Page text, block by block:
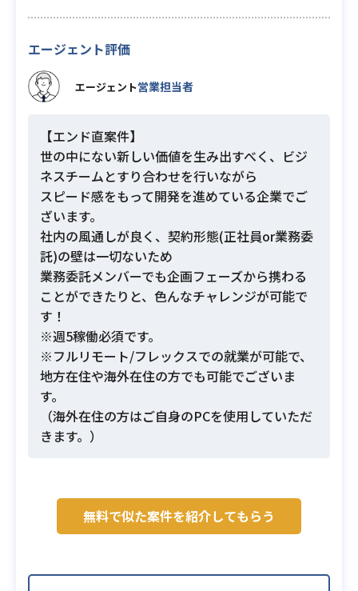
エージェント評価
エージェント営業担当者
【エンド直案件】
世の中にない新しい価値を生み出すべく、ビジ
ネスチームとすり合わせを行いながら
スピード感をもって開発を進めている企業でご
ざいます。
社内の風通しが良く、契約形態(正社員or業務委
託)の壁は一切ないため
業務委託メンバーでも企画フェーズから携わる
ことができたりと、色んなチャレンジが可能で
す！
※週5稼働必須です。
※フルリモート/フレックスでの就業が可能で、
地方在住や海外在住の方でも可能でございま
す。
（海外在住の方はご自身のPCを使用していただ
きます。）
無料で似た案件を紹介してもらう